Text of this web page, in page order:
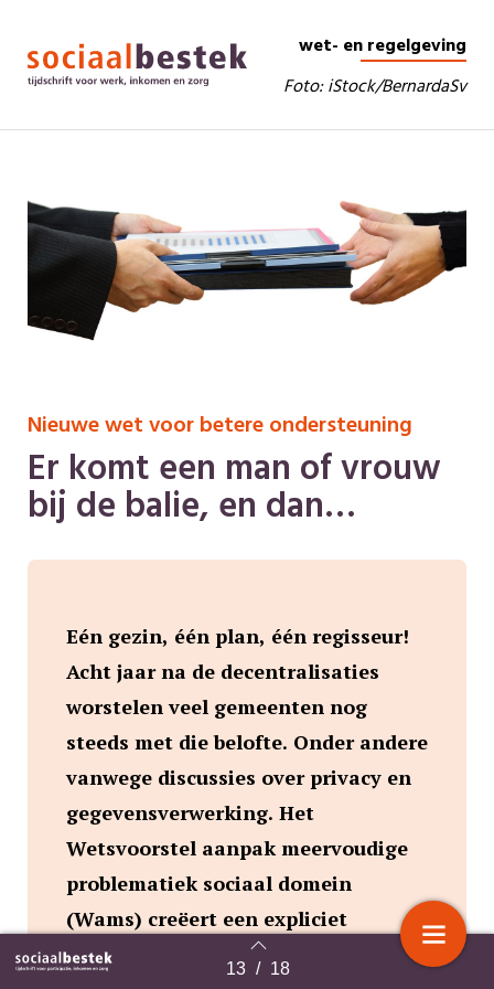
Terug naar overzicht 13 / 18
wet- en regelgeving
Foto: iStock/BernardaSv
Nieuwe wet voor betere ondersteuning
Er komt een man of vrouw
bij de balie, en dan…
Eén gezin, één plan, één regisseur!
Acht jaar na de decentralisaties
worstelen veel gemeenten nog
steeds met die belofte. Onder andere
vanwege discussies over privacy en
gegevensverwerking. Het
Wetsvoorstel aanpak meervoudige
problematiek sociaal domein
(Wams) creëert een expliciet
wettelijk kader voor samenwerking